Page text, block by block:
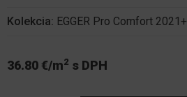
Kolekcia: EGGER Pro Comfort 2021+
36.80 €/m2 s DPH